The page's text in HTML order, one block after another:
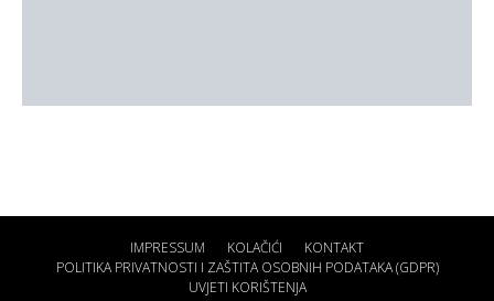
IMPRESSUM KOLAČIĆI
KONTAKT
POLITIKA PRIVATNOSTI I ZAŠTITA OSOBNIH PODATAKA (GDPR)
UVJETI KORIŠTENJA